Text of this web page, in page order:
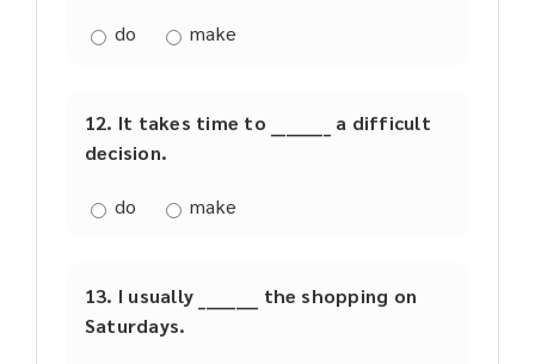
do make
12. It takes time to ________ a difficult
decision.
do make
13. I usually ________ the shopping on
Saturdays.